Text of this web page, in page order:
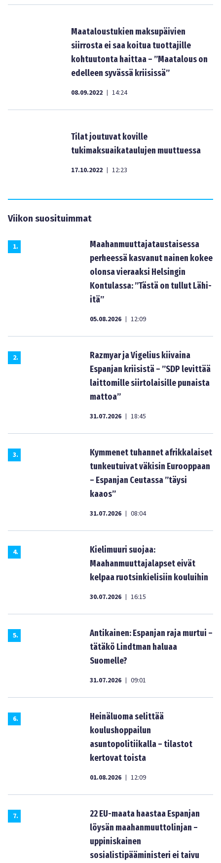
Maataloustukien maksupäivien
siirrosta ei saa koitua tuottajille
kohtuutonta haittaa – ”Maatalous on
edelleen syvässä kriisissä”
08.09.2022 | 14:24
Tilat joutuvat koville
tukimaksuaikataulujen muuttuessa
17.10.2022 | 12:23
Viikon suosituimmat
1.
Maahanmuuttajataustaisessa
perheessä kasvanut nainen kokee
olonsa vieraaksi Helsingin
Kontulassa: ”Tästä on tullut Lähi-
itä”
05.08.2026 | 12:09
2.
Razmyar ja Vigelius kiivaina
Espanjan kriisistä – ”SDP levittää
laittomille siirtolaisille punaista
mattoa”
31.07.2026 | 18:45
3.
Kymmenet tuhannet afrikkalaiset
tunkeutuivat väkisin Eurooppaan
– Espanjan Ceutassa ”täysi
kaaos”
31.07.2026 | 08:04
4.
Kielimuuri suojaa:
Maahanmuuttajalapset eivät
kelpaa ruotsinkielisiin kouluihin
30.07.2026 | 16:15
5.
Antikainen: Espanjan raja murtui –
tätäkö Lindtman haluaa
Suomelle?
31.07.2026 | 09:01
6.
Heinäluoma selittää
koulushoppailun
asuntopolitiikalla – tilastot
kertovat toista
01.08.2026 | 12:09
7.
22 EU-maata haastaa Espanjan
löysän maahanmuuttolinjan –
uppiniskainen
sosialistipääministeri ei taivu